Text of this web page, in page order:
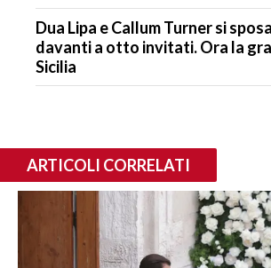
Dua Lipa e Callum Turner si
davanti a otto invitati. Ora la
Sicilia
ARTICOLI CORRELATI